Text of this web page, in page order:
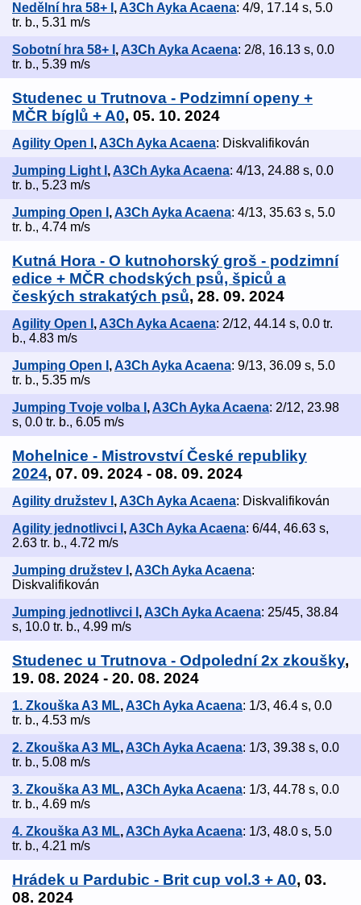
Nedělní hra 58+ I ,A3Ch Ayka Acaena: 4/9, 17.14 s, 5.0
tr. b., 5.31 m/s
Sobotní hra 58+ I , A3Ch Ayka Acaena: 2/8, 16.13 s, 0.0
tr. b., 5.39 m/s
Studenec u Trutnova - Podzimní openy +
MČR bíglů + A0, 05. 10. 2024
Agility Open I ,A3Ch Ayka Acaena: Diskvalifikován
Jumping Light I , A3Ch Ayka Acaena: 4/13, 24.88 s, 0.0
tr. b., 5.23 m/s
Jumping Open I ,A3Ch Ayka Acaena: 4/13, 35.63 s, 5.0
tr. b., 4.74 m/s
Kutná Hora - O kutnohorský groš - podzimní
edice + MČR chodských psů, špiců a
českých strakatých psů, 28. 09. 2024
Agility Open I , A3Ch Ayka Acaena: 2/12, 44.14 s, 0.0 tr.
b., 4.83 m/s
Jumping Open I ,A3Ch Ayka Acaena: 9/13, 36.09 s, 5.0
tr. b., 5.35 m/s
Jumping Tvoje volba I , A3Ch Ayka Acaena: 2/12, 23.98
s, 0.0 tr. b., 6.05 m/s
Mohelnice - Mistrovství České republiky
2024, 07. 09. 2024 - 08. 09. 2024
Agility družstev I ,A3Ch Ayka Acaena: Diskvalifikován
Agility jednotlivci I , A3Ch Ayka Acaena: 6/44, 46.63 s,
2.63 tr. b., 4.72 m/s
Jumping družstev I ,A3Ch Ayka Acaena:
Diskvalifikován
Jumping jednotlivci I , A3Ch Ayka Acaena: 25/45, 38.84
s, 10.0 tr. b., 4.99 m/s
Studenec u Trutnova - Odpolední 2x zkoušky,
19. 08. 2024 - 20. 08. 2024
1. Zkouška A3 ML,A3Ch Ayka Acaena: 1/3, 46.4 s, 0.0
tr. b., 4.53 m/s
2. Zkouška A3 ML, A3Ch Ayka Acaena: 1/3, 39.38 s, 0.0
tr. b., 5.08 m/s
3. Zkouška A3 ML,A3Ch Ayka Acaena: 1/3, 44.78 s, 0.0
tr. b., 4.69 m/s
4. Zkouška A3 ML, A3Ch Ayka Acaena: 1/3, 48.0 s, 5.0
tr. b., 4.21 m/s
Hrádek u Pardubic - Brit cup vol.3 + A0, 03.
08. 2024